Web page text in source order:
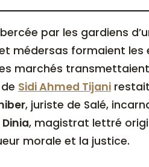
médersas formaient
marchés
Sidi Ahmed Tijani
, juriste de Salé,
Dinia, magistrat lettré
morale et la justice.